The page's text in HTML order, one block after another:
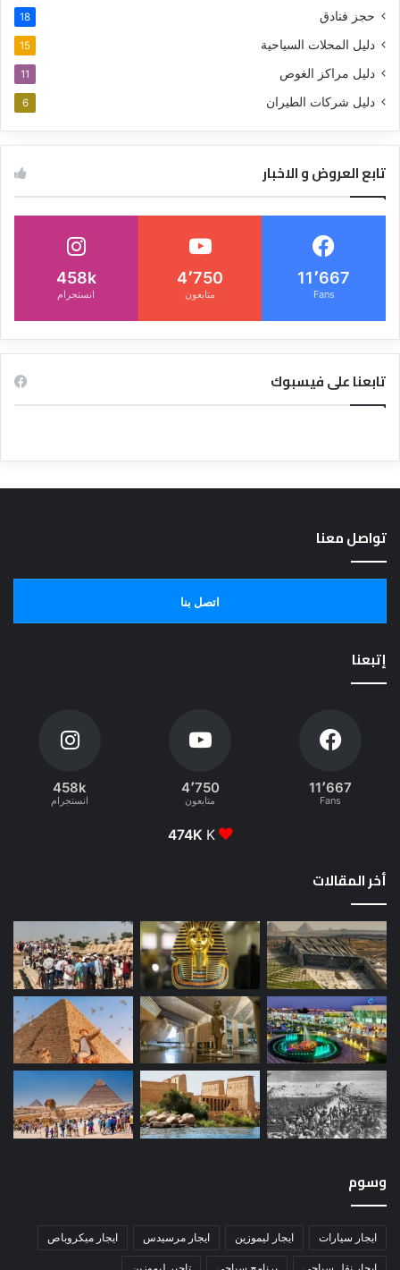
حجز فنادق 18
دليل المحلات السياحية 15
دليل مراكز الغوص 11
دليل شركات الطيران 6
تابع العروض و الاخبار
11٬667
Fans
4٬750
متابعون
458k
انستجرام
تابعنا على فيسبوك
تواصل معنا
اتصل بنا
إتبعنا
11٬667
Fans
4٬750
متابعون
458k
انستجرام
474K K
أخر المقالات
وسوم
ايجار سيارات ايجار ليموزين ايجار مرسيدس ايجار ميكروباص